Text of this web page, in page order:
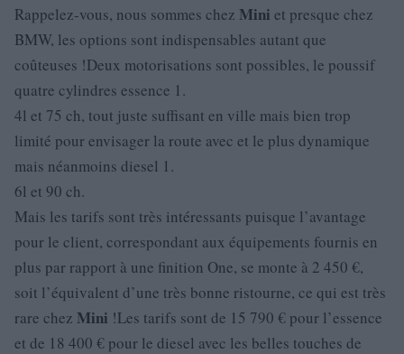
Rappelez-vous, nous sommes chez Mini et presque chez
BMW, les options sont indispensables autant que
coûteuses !Deux motorisations sont possibles, le poussif
quatre cylindres essence 1.
4l et 75 ch, tout juste suffisant en ville mais bien trop
limité pour envisager la route avec et le plus dynamique
mais néanmoins diesel 1.
6l et 90 ch.
Mais les tarifs sont très intéressants puisque l’avantage
pour le client, correspondant aux équipements fournis en
plus par rapport à une finition One, se monte à 2 450 €,
soit l’équivalent d’une très bonne ristourne, ce qui est très
rare chez Mini !Les tarifs sont de 15 790 € pour l’essence
et de 18 400 € pour le diesel avec les belles touches de